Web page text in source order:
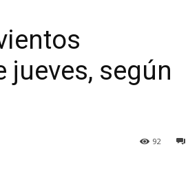
jueves, según
92